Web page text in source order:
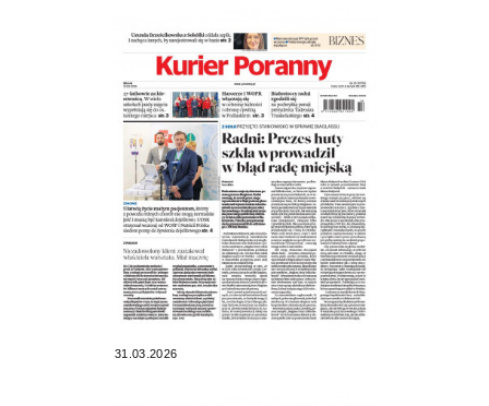
31.03.2026